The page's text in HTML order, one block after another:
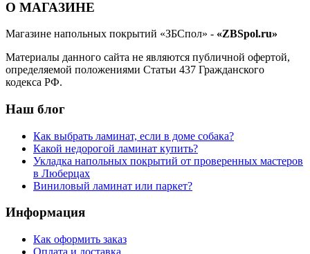
О МАГАЗИНЕ
Магазине напольных покрытий «ЗБСпол» - «ZBSpol.ru»
Материалы данного сайта не являются публичной офертой,
определяемой положениями Статьи 437 Гражданского
кодекса РФ.
Наш блог
Как выбрать ламинат, если в доме собака?
Какой недорогой ламинат купить?
Укладка напольных покрытий от проверенных мастеров
в Люберцах
Виниловый ламинат или паркет?
Информация
Как оформить заказ